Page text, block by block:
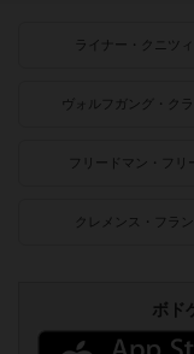
ライナー・クニツ
ヴォルフガング・ク
フリードマン・フリ
クレメンス・フラ
ボド